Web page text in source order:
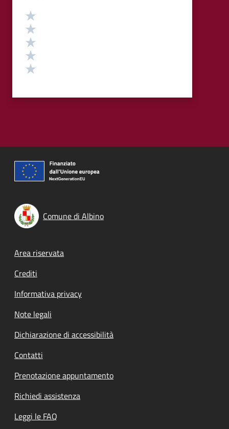
Valutazione
Comune di Albino
Footer menu
Area riservata
Crediti
Informativa privacy
Note legali
Dichiarazione di accessibilità
Contatti
Prenotazione appuntamento
Richiedi assistenza
Leggi le FAQ